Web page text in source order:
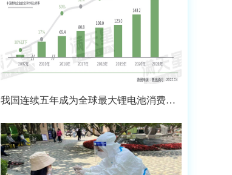
我国连续五年成为全球最大锂电池消费市
场 2021年市场占比约达59.4%